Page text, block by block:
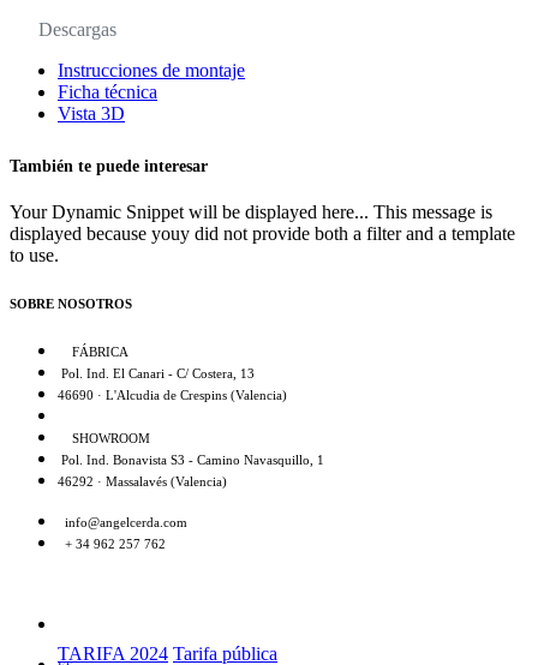
Descargas
Instrucciones de montaje
Ficha técnica
Vista 3D
También te puede interesar
Your Dynamic Snippet will be displayed here... This message is
displayed because youy did not provide both a filter and a template
to use.
SOBRE NOSOTROS
FÁBRICA
Pol. Ind. El Canari - C/ Costera, 13
46690 · L'Alcudia de Crespins (Valencia)
SHOWROOM
Pol. Ind. Bonavista S3 - Camino Navasquillo, 1
46292 · Massalavés (Valencia)
info@angelcerda.com
+ 34 962 257 762
TARIFA 2024 Tarifa pública